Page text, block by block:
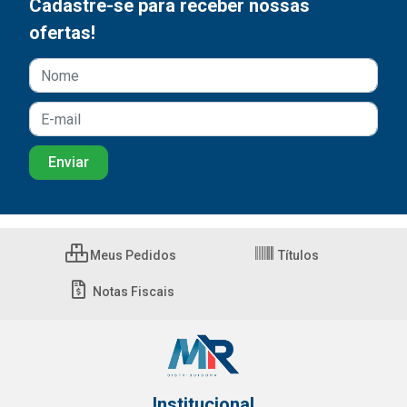
Cadastre-se para receber nossas
ofertas!
Meus Pedidos Títulos
Notas Fiscais